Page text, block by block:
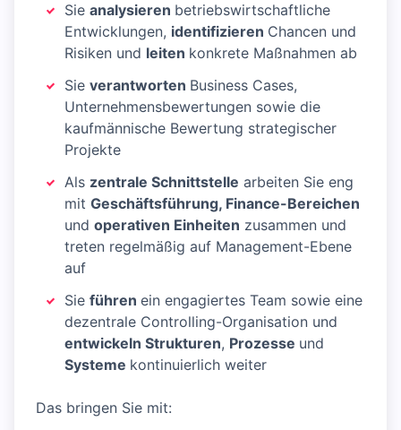
Sie analysieren betriebswirtschaftliche
Entwicklungen, identifizieren Chancen und
Risiken und leiten konkrete Maßnahmen ab
Sie verantworten Business Cases,
Unternehmensbewertungen sowie die
kaufmännische Bewertung strategischer
Projekte
Als zentrale Schnittstelle arbeiten Sie eng
mit Geschäftsführung, Finance-Bereichen
und operativen Einheiten zusammen und
treten regelmäßig auf Management-Ebene
auf
Sie führen ein engagiertes Team sowie eine
dezentrale Controlling-Organisation und
entwickeln Strukturen, Prozesse und
Systeme kontinuierlich weiter
Das bringen Sie mit: